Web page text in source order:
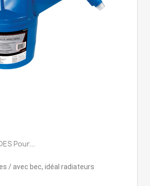
Pour...
/ avec bec, idéal radiateurs